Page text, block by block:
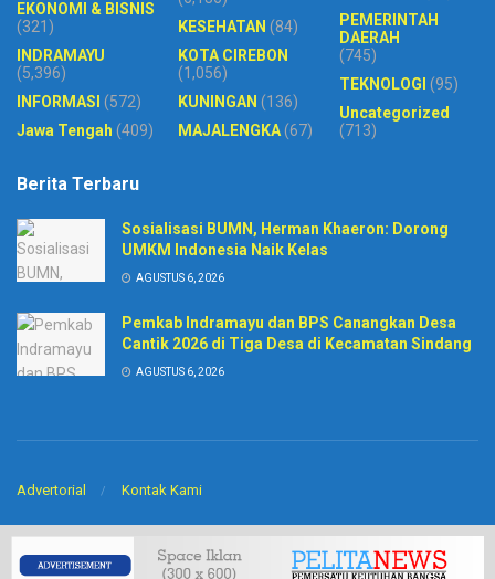
EKONOMI & BISNIS
(321)
INDRAMAYU
(5,396)
INFORMASI (572)
Jawa Tengah (409)
KESEHATAN (84)
KOTA CIREBON
(1,056)
KUNINGAN (136)
MAJALENGKA(67)
PEMERINTAH
DAERAH
(745)
TEKNOLOGI (95)
Uncategorized
(713)
Berita Terbaru
Sosialisasi BUMN, Herman Khaeron: Dorong
UMKM Indonesia Naik Kelas
AGUSTUS 6, 2026
Pemkab Indramayu dan BPS Canangkan Desa
Cantik 2026 di Tiga Desa di Kecamatan Sindang
AGUSTUS 6, 2026
Advertorial Kontak Kami
PT. Sinar BIntang Intermedia. Developed byCV
Arkitech.